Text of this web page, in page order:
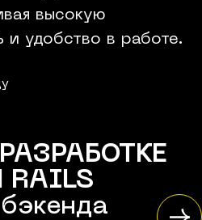
высокую
и удобство в работе.
RAILS